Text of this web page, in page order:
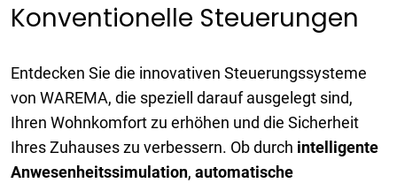
Konventionelle Steuerungen
Entdecken Sie die innovativen Steuerungssysteme
von WAREMA, die speziell darauf ausgelegt sind,
Ihren Wohnkomfort zu erhöhen und die Sicherheit
Ihres Zuhauses zu verbessern. Ob durch intelligente
Anwesenheitssimulation, automatische